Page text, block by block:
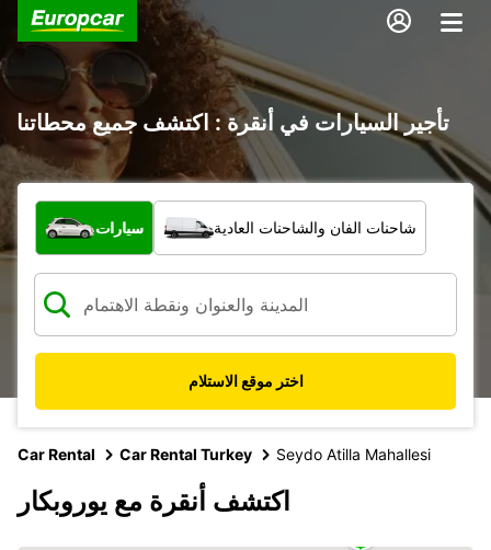
تأجير السيارات في أنقرة : اكتشف جميع محطاتنا
ما نوع المركبة؟
سيارات شاحنات الفان والشاحنات العادية
اختر موقع الاستلام
Car Rental Car Rental Turkey Seydo Atilla Mahallesi
اكتشف أنقرة مع يوروبكار